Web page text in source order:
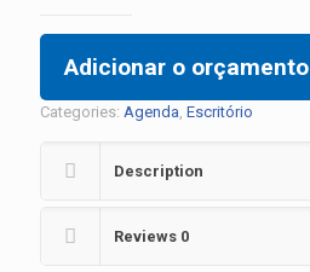
Adicionar o orçamento
Categories: Agenda Escritório
Description
Reviews 0